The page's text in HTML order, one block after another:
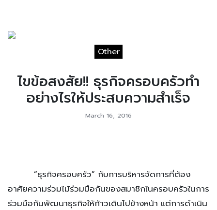
Other
ไขข้อสงสัย!! ธุรกิจครอบครัวทำ
อย่างไรให้ประสบความสำเร็จ
March 16, 2016
“ธุรกิจครอบครัว” กับการบริหารจัดการที่ต้อง
อาศัยความร่วมไม้ร่วมมือกันของสมาชิกในครอบครัวในการ
ร่วมมือกันพัฒนาธุรกิจให้ก้าวเดินไปข้างหน้า แต่การดำเนิน